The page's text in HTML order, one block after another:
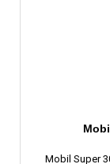
Mobil Super